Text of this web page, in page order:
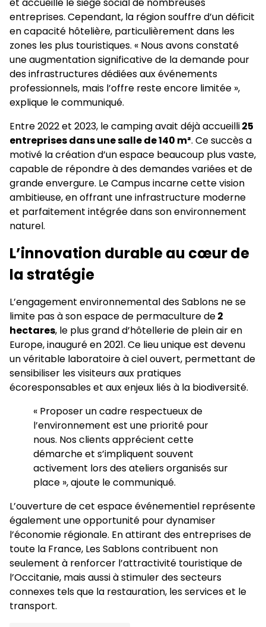
entreprises. Cependant, la région souffre d’un déficit
en capacité hôtelière, particulièrement dans les
zones les plus touristiques. « Nous avons constaté
une augmentation significative de la demande pour
des infrastructures dédiées aux événements
professionnels, mais l’offre reste encore limitée »,
explique le communiqué.
Entre 2022 et 2023, le camping avait déjà accueilli25
entreprises dans une salle de 140 m². Ce succès a
motivé la création d’un espace beaucoup plus vaste,
capable de répondre à des demandes variées et de
grande envergure. Le Campus incarne cette vision
ambitieuse, en offrant une infrastructure moderne
et parfaitement intégrée dans son environnement
naturel.
L’innovation durable au cœur de
la stratégie
L’engagement environnemental des Sablons ne se
limite pas à son espace de permaculture de2
hectares, le plus grand d’hôtellerie de plein air en
Europe, inauguré en 2021. Ce lieu unique est devenu
un véritable laboratoire à ciel ouvert, permettant de
sensibiliser les visiteurs aux pratiques
écoresponsables et aux enjeux liés à la biodiversité.
« Proposer un cadre respectueux de
l’environnement est une priorité pour
nous. Nos clients apprécient cette
démarche et s’impliquent souvent
activement lors des ateliers organisés sur
place », ajoute le communiqué.
L’ouverture de cet espace événementiel représente
également une opportunité pour dynamiser
l’économie régionale. En attirant des entreprises de
toute la France, Les Sablons contribuent non
seulement à renforcer l’attractivité touristique de
l’Occitanie, mais aussi à stimuler des secteurs
connexes tels que la restauration, les services et le
transport.